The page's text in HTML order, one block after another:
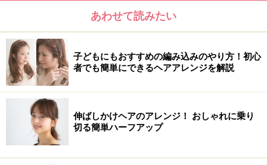
ヘアアレンジの方法・やり方
両サイドに編み込みをつくる
あわせて読みたい
子どもにもおすすめの編み込みのやり方！初心
者でも簡単にできるヘアアレンジを解説
伸ばしかけヘアのアレンジ！ おしゃれに乗り
切る簡単ハーフアップ